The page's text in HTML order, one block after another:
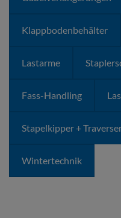
Klappbodenbehälter
Lastarme
Fass-Handling
Stapelkipper +
Wintertechnik